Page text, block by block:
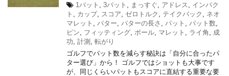
1パット
3パット まっすぐ アドレス
インパク
ト
カップ, スコア ゼロトルク テイクバック
ネオ
マレット
パター パターの長さ パット パット数
ピン
フィッティング ボール マレット ライ角
成
功 計測 転がり
ゴルフでパット数を減らす秘訣は「自分に合ったパ
ター選び」から！ ゴルフではショットも大事です
が、同じくらいパットもスコアに直結する重要な要